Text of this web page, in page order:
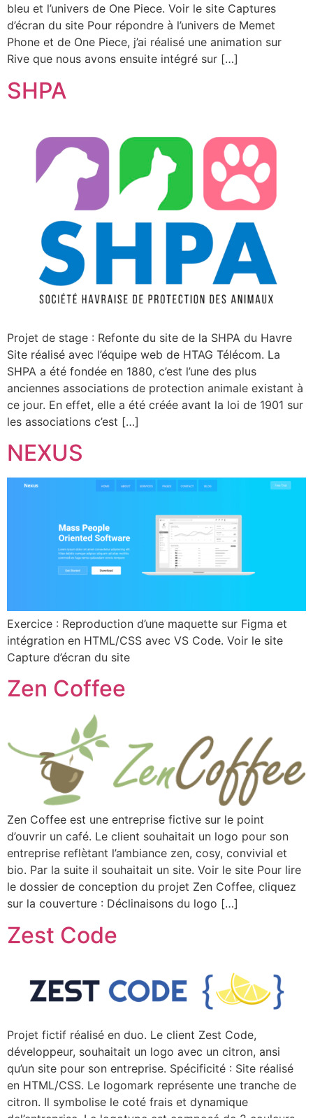
bleu et l’univers de One Piece. Voir le site Captures
d’écran du site Pour répondre à l’univers de Memet
Phone et de One Piece, j’ai réalisé une animation sur
Rive que nous avons ensuite intégré sur […]
SHPA
Projet de stage : Refonte du site de la SHPA du Havre
Site réalisé avec l’équipe web de HTAG Télécom. La
SHPA a été fondée en 1880, c’est l’une des plus
anciennes associations de protection animale existant à
ce jour. En effet, elle a été créée avant la loi de 1901 sur
les associations c’est […]
NEXUS
Exercice : Reproduction d’une maquette sur Figma et
intégration en HTML/CSS avec VS Code. Voir le site
Capture d’écran du site
Zen Coffee
Zen Coffee est une entreprise fictive sur le point
d’ouvrir un café. Le client souhaitait un logo pour son
entreprise reflètant l’ambiance zen, cosy, convivial et
bio. Par la suite il souhaitait un site. Voir le site Pour lire
le dossier de conception du projet Zen Coffee, cliquez
sur la couverture : Déclinaisons du logo […]
Zest Code
Projet fictif réalisé en duo. Le client Zest Code,
développeur, souhaitait un logo avec un citron, ansi
qu’un site pour son entreprise. Spécificité : Site réalisé
en HTML/CSS. Le logomark représente une tranche de
citron. Il symbolise le coté frais et dynamique